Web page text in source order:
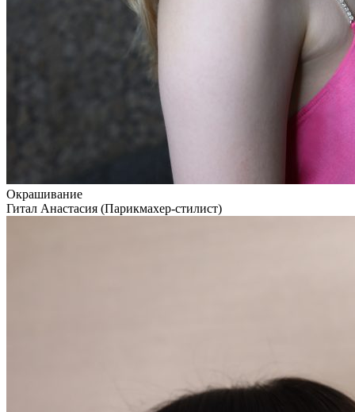
Окрашивание
Гитал Анастасия (Парикмахер-стилист)